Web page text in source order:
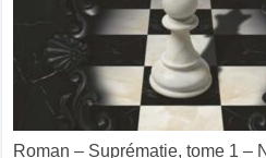
Roman – Suprématie, tome 1 –